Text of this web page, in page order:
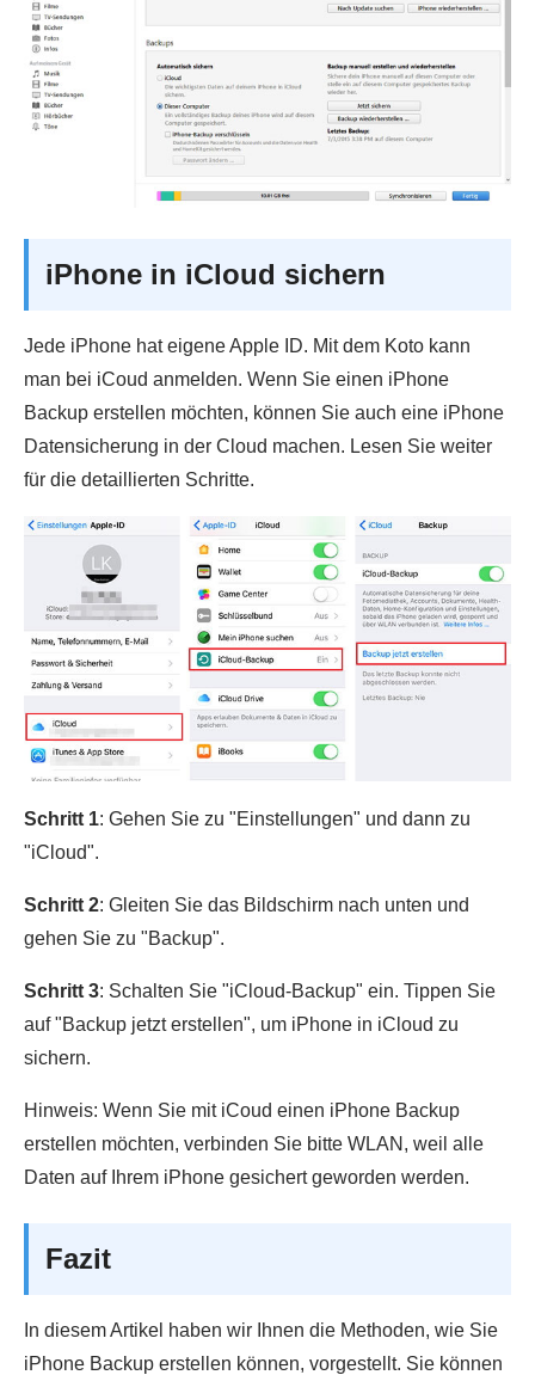
iPhone in iCloud sichern
Jede iPhone hat eigene Apple ID. Mit dem Koto kann
man bei iCoud anmelden. Wenn Sie einen iPhone
Backup erstellen möchten, können Sie auch eine iPhone
Datensicherung in der Cloud machen. Lesen Sie weiter
für die detaillierten Schritte.
Schritt 1: Gehen Sie zu "Einstellungen" und dann zu
"iCloud".
Schritt 2: Gleiten Sie das Bildschirm nach unten und
gehen Sie zu "Backup".
Schritt 3: Schalten Sie "iCloud-Backup" ein. Tippen Sie
auf "Backup jetzt erstellen", um iPhone in iCloud zu
sichern.
Hinweis: Wenn Sie mit iCoud einen iPhone Backup
erstellen möchten, verbinden Sie bitte WLAN, weil alle
Daten auf Ihrem iPhone gesichert geworden werden.
Fazit
In diesem Artikel haben wir Ihnen die Methoden, wie Sie
iPhone Backup erstellen können, vorgestellt. Sie können